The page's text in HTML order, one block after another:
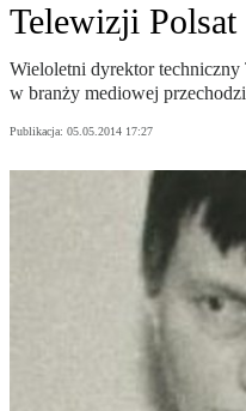
Telewizji Polsat
Wieloletni dyrektor
w branży mediowej
Publikacja: 05.05.2014 17:27